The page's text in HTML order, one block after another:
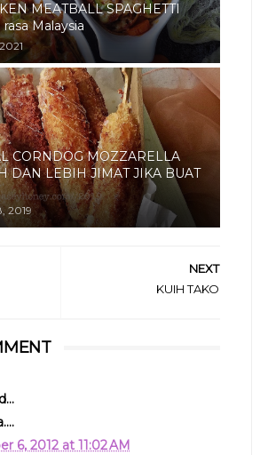
MEATBALL SPAGHETTI
Malaysia
CORNDOG MOZZARELLA
DAN LEBIH JIMAT JIKA BUAT
2019
NEXT
KUIH TAKO
6, 2012 at 11:02 AM